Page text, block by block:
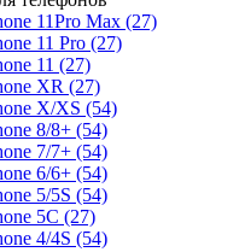
11Pro Max (27)
11 Pro (27)
11 (27)
XR (27)
X/XS (54)
8/8+ (54)
7/7+ (54)
6/6+ (54)
5/5S (54)
5C (27)
4/4S (54)